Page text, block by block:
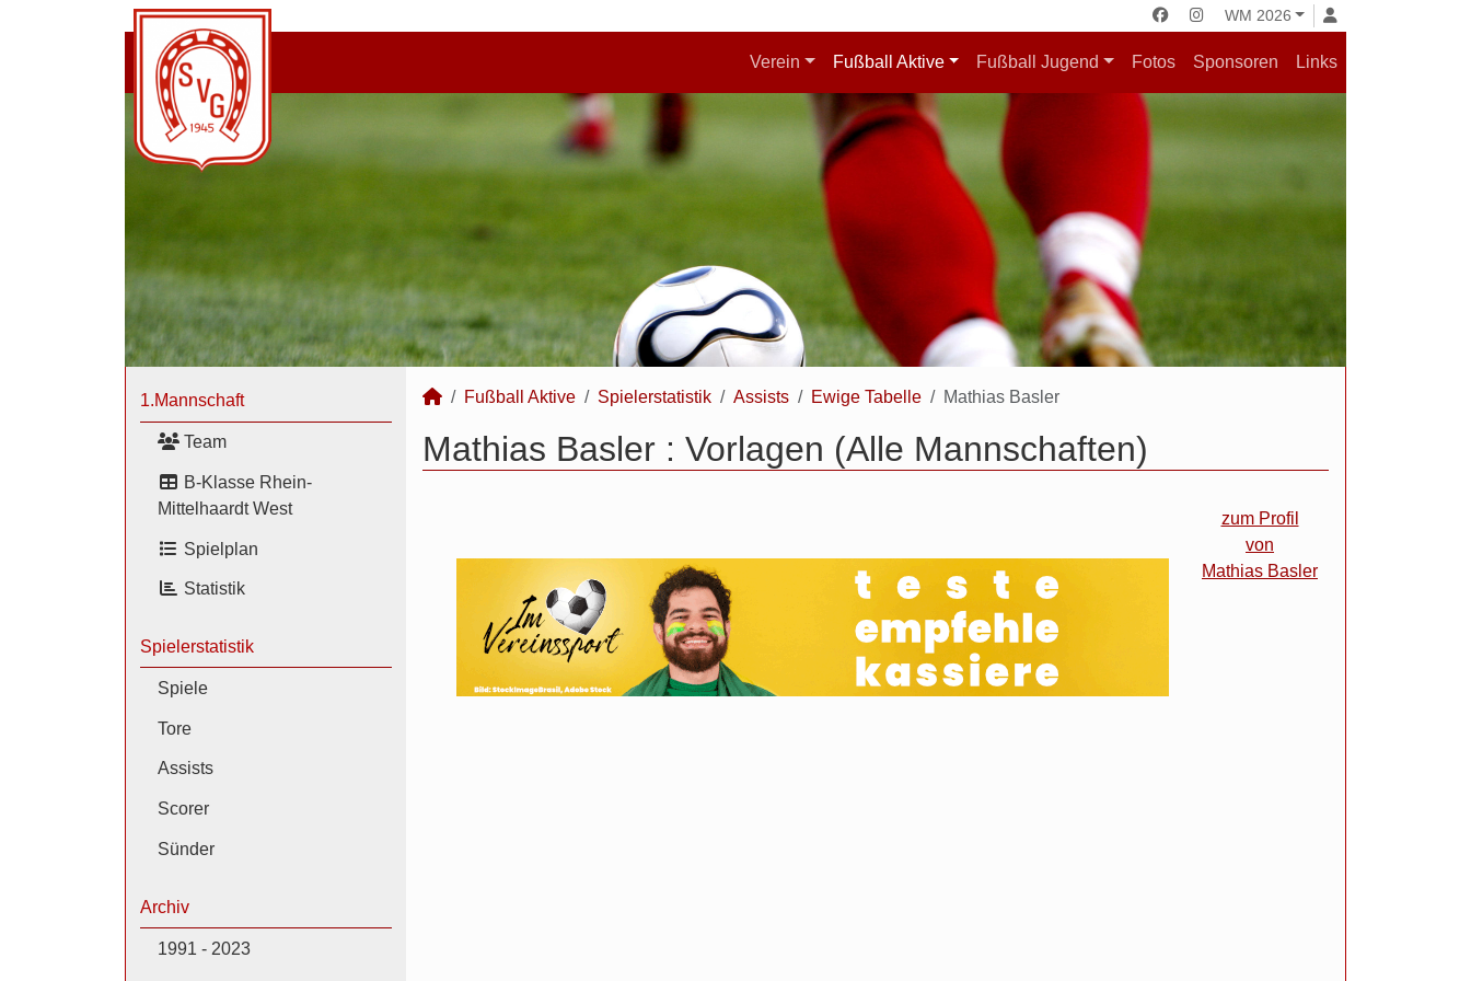
WM 2026
Verein Fußball Aktive Fußball Jugend Fotos Sponsoren Links
1.Mannschaft
Team
B-Klasse Rhein-
Mittelhaardt West
Spielplan
Statistik
Spielerstatistik
Spiele
Tore
Assists
Scorer
Sünder
Archiv
1991 - 2023
Fußball Aktive Spielerstatistik Assists Ewige Tabelle Mathias Basler
Mathias Basler : Vorlagen (Alle Mannschaften)
zum Profil
von
Mathias Basler